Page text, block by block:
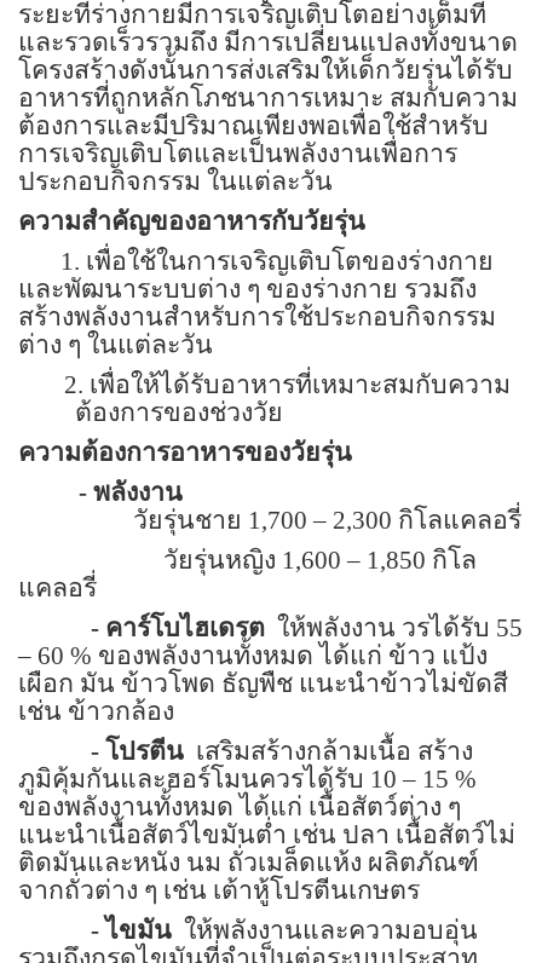
ระยะที่ร่างกายมีการเจริญเติบโตอย่างเต็มที่
และรวดเร็วรวมถึง มีการเปลี่ยนแปลงทั้งขนาด
โครงสร้างดังนั้นการส่งเสริมให้เด็กวัยรุ่นได้รับ
อาหารที่ถูกหลักโภชนาการเหมาะ สมกับความ
ต้องการและมีปริมาณเพียงพอเพื่อใช้สำหรับ
การเจริญเติบโตและเป็นพลังงานเพื่อการ
ประกอบกิจกรรม ในแต่ละวัน
ความสำคัญของอาหารกับวัยรุ่น
1. เพื่อใช้ในการเจริญเติบโตของร่างกาย
และพัฒนาระบบต่าง ๆ ของร่างกาย รวมถึง
สร้างพลังงานสำหรับการใช้ประกอบกิจกรรม
ต่าง ๆ ในแต่ละวัน
2. เพื่อให้ได้รับอาหารที่เหมาะสมกับความ
ต้องการของช่วงวัย
ความต้องการอาหารของวัยรุ่น
- พลังงาน
วัยรุ่นชาย 1,700 – 2,300 กิโลแคลอรี่
วัยรุ่นหญิง 1,600 – 1,850 กิโล
แคลอรี่
- คาร์โบไฮเดรต ให้พลังงาน วรได้รับ 55
– 60 % ของพลังงานทั้งหมด ได้แก่ ข้าว แป้ง
เผือก มัน ข้าวโพด ธัญพืช แนะนำข้าวไม่ขัดสี
เช่น ข้าวกล้อง
- โปรตีน เสริมสร้างกล้ามเนื้อ สร้าง
ภูมิคุ้มกันและฮอร์โมนควรได้รับ 10 – 15 %
ของพลังงานทั้งหมด ได้แก่ เนื้อสัตว์ต่าง ๆ
แนะนำเนื้อสัตว์ไขมันต่ำ เช่น ปลา เนื้อสัตว์ไม่
ติดมันและหนัง นม ถั่วเมล็ดแห้ง ผลิตภัณฑ์
จากถั่วต่าง ๆ เช่น เต้าหู้โปรตีนเกษตร
- ไขมัน ให้พลังงานและความอบอุ่น